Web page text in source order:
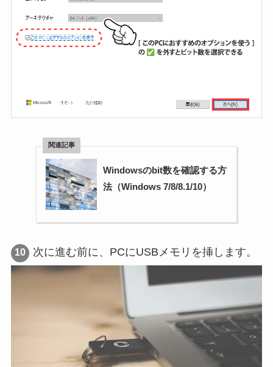
Windowsのbit数を確認する方
法（Windows 7/8/8.1/10）
次に進む前に、PCにUSBメモリを挿します。